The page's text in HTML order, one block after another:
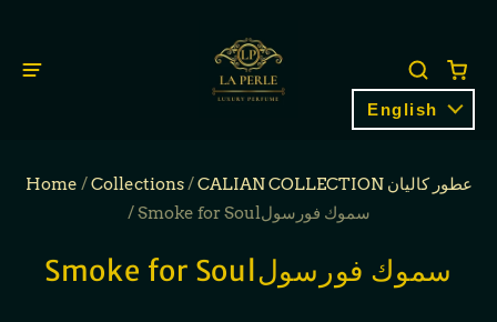
Home /Collections/
CALIAN COLLECTION عطور كاليان
/
Smoke for Soulسموك فورسول
Smoke for Soulسموك فورسول
English